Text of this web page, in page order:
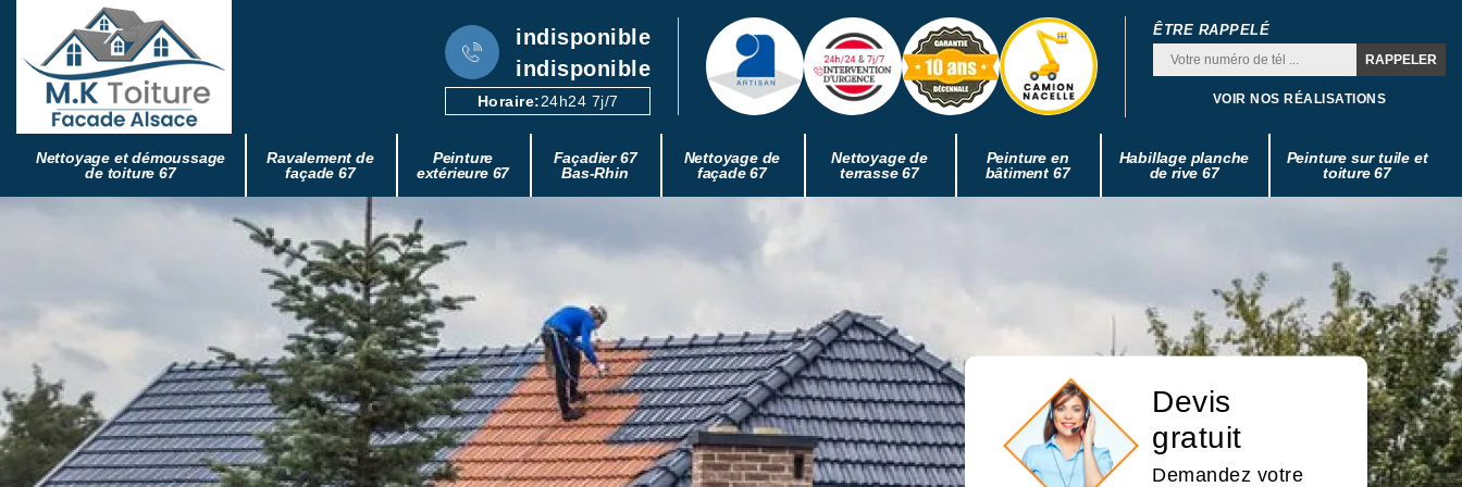
indisponible
indisponible
Horaire:24h24 7j/7
ÊTRE RAPPELÉ
VOIR NOS RÉALISATIONS
Nettoyage et démoussage
de toiture 67
Ravalement de
façade 67
Peinture
extérieure 67
Façadier 67
Bas-Rhin
Nettoyage de
façade 67
Nettoyage de
terrasse 67
Peinture en
bâtiment 67
Habillage planche
de rive 67
Peinture sur tuile et
toiture 67
Devis
gratuit
Demandez votre